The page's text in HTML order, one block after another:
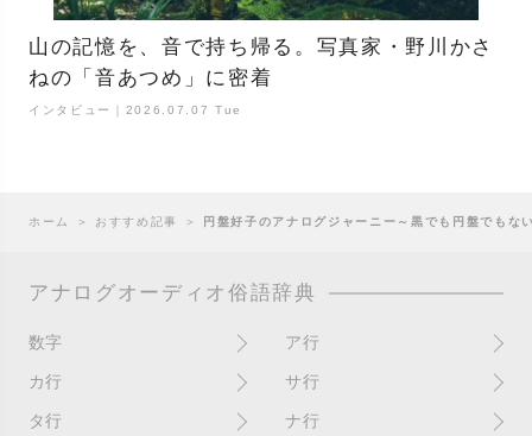
山の記憶を、音で持ち帰る。写真家・野川かさ
ねの「音あつめ」に密着
インタビュー｜2026.07.07 Tue
ホーム ＞ おすすめ記事 ＞ 円盤好子のアナログジャーニー～黒でも円盤でもな
アナログオーディオ俗語辞典
数字
10インチ
4チャンネル
ア行
RPM(33,45)
赤盤
カ行
書き込み
サ行
サイン
タ行 ナ行